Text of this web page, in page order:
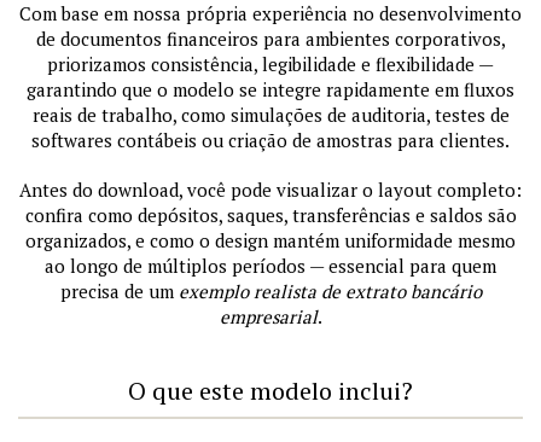
Com base em nossa própria experiência no desenvolvimento
de documentos financeiros para ambientes corporativos,
priorizamos consistência, legibilidade e flexibilidade —
garantindo que o modelo se integre rapidamente em fluxos
reais de trabalho, como simulações de auditoria, testes de
softwares contábeis ou criação de amostras para clientes.
Antes do download, você pode visualizar o layout completo:
confira como depósitos, saques, transferências e saldos são
organizados, e como o design mantém uniformidade mesmo
ao longo de múltiplos períodos — essencial para quem
precisa de um exemplo realista de extrato bancário
empresarial.
O que este modelo inclui?